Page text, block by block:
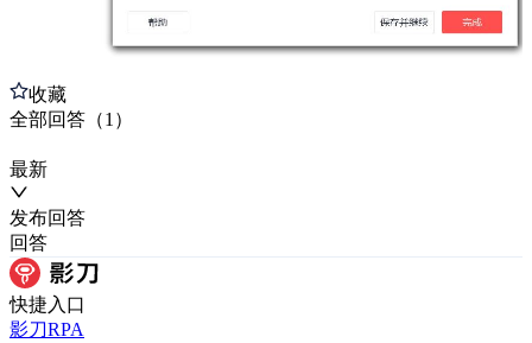
收藏
全部回答 （1）
最新
发布回答
回答
快捷入口
影刀RPA